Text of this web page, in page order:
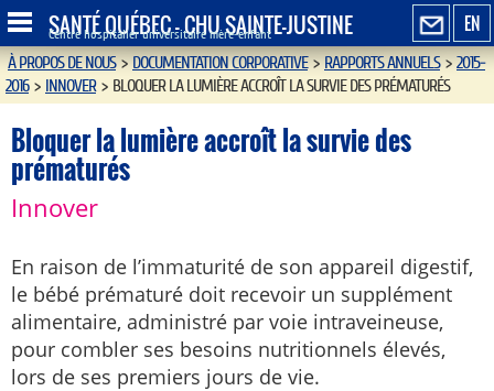
EN
SANTÉ QUÉBEC - CHU SAINTE-JUSTINE
Centre hospitalier universitaire mère-enfant
À PROPOS DE NOUS>DOCUMENTATION CORPORATIVE>RAPPORTS ANNUELS>2015-
2016 > INNOVER > BLOQUER LA LUMIÈRE ACCROÎT LA SURVIE DES PRÉMATURÉS
Bloquer la lumière accroît la survie des
prématurés
Innover
En raison de l’immaturité de son appareil digestif,
le bébé prématuré doit recevoir un supplément
alimentaire, administré par voie intraveineuse,
pour combler ses besoins nutritionnels élevés,
lors de ses premiers jours de vie.